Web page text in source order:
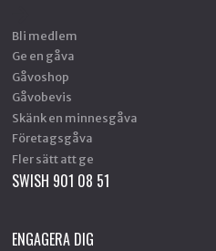
Bli medlem
Ge en gåva
Gåvoshop
Gåvobevis
Skänk en minnesgåva
Företagsgåva
Fler sätt att ge
SWISH 901 08 51
ENGAGERA DIG